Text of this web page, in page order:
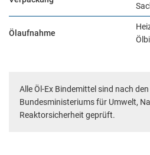
Ölaufnahme
Alle Öl-Ex Bindemittel sind nach
Bundesministeriums für Umwelt,
Reaktorsicherheit geprüft.
Notwendig
Diese werden für die